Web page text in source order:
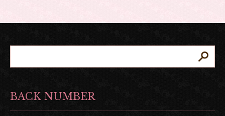
BACK NUMBER